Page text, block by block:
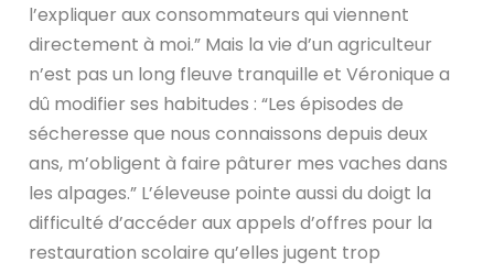
l’expliquer aux consommateurs qui viennent
directement à moi.” Mais la vie d’un agriculteur
n’est pas un long fleuve tranquille et Véronique a
dû modifier ses habitudes : “Les épisodes de
sécheresse que nous connaissons depuis deux
ans, m’obligent à faire pâturer mes vaches dans
les alpages.” L’éleveuse pointe aussi du doigt la
difficulté d’accéder aux appels d’offres pour la
restauration scolaire qu’elles jugent trop